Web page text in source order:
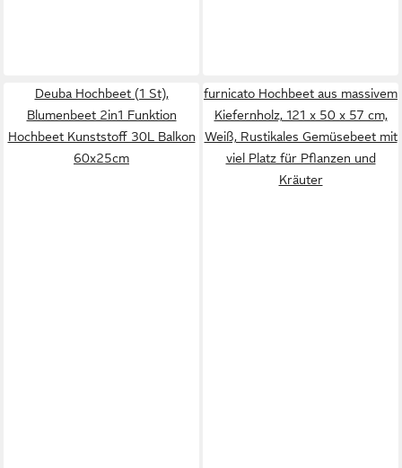
Deuba Hochbeet (1 St),
Blumenbeet 2in1 Funktion
Hochbeet Kunststoff 30L Balkon
60x25cm
furnicato Hochbeet aus massivem
Kiefernholz, 121 x 50 x 57 cm,
Weiß, Rustikales Gemüsebeet mit
viel Platz für Pflanzen und
Kräuter